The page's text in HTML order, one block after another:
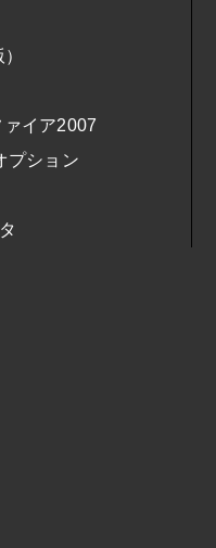
イア2007
プション